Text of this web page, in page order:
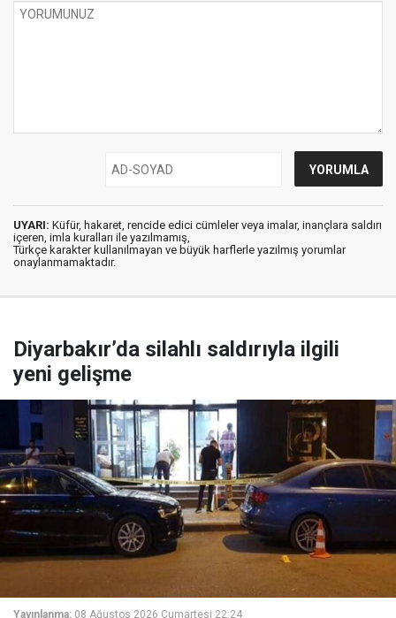
UYARI: Küfür, hakaret, rencide edici cümleler veya imalar, inançlara saldırı
içeren, imla kuralları ile yazılmamış,
Türkçe karakter kullanılmayan ve büyük harflerle yazılmış yorumlar
onaylanmamaktadır.
Diyarbakır’da silahlı saldırıyla ilgili
yeni gelişme
Yayınlanma: 08 Ağustos 2026 Cumartesi 22:24